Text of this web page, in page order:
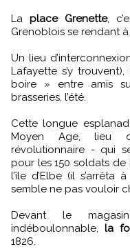
La place Grenette,
Grenoblois se rendant
Un lieu
Lafayette s’y
boire » entre amis
brasseries, l’été.
Cette longue
Moyen Age, lieu
révolutionnaire - qui
pour les 150 soldats
l’île d’Elbe (il s’arrêta
semble ne pas vouloir
Devant le
indéboulonnable,la
1826.